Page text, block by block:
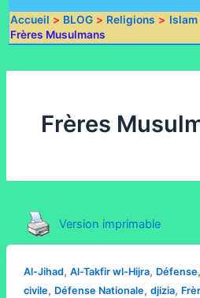
Accueil BLOG Religions Islam
Frères Musulmans
Frères
Version imprimable
Al-Jihad, Al-Takfir wl-Hijra, Défense,
civile, Défense Nationale, djizia,